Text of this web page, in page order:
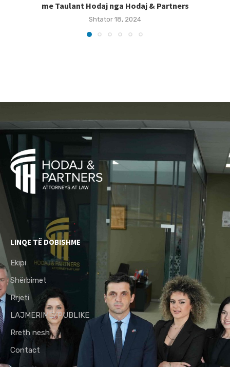
me Taulant Hodaj nga Hodaj & Partners
Shtator 18, 2024
LINQE TË DOBISHME
Ekipi
Shërbimet
Rrjeti
LAJMERIME/PUBLIKE
Rreth nesh
Contact